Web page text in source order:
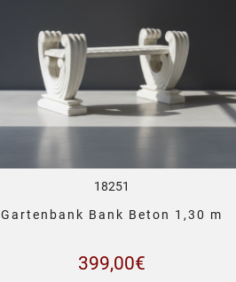
18251
Gartenbank Bank Beton 1,30 m
399,00€